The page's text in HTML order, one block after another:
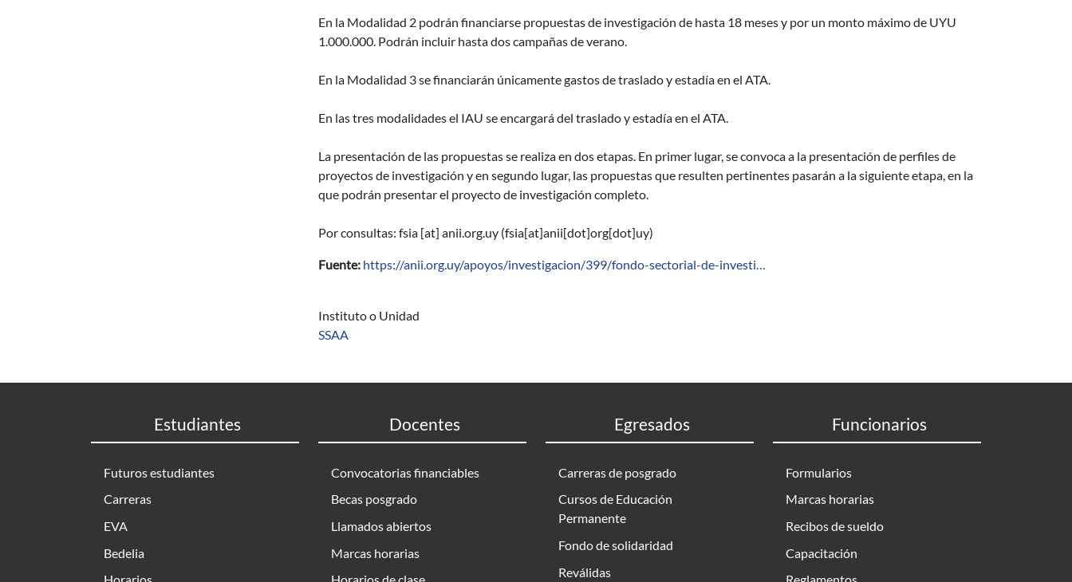
En la Modalidad 2 podrán financiarse propuestas de investigación de hasta 18 meses y por un monto máximo de UYU
1.000.000. Podrán incluir hasta dos campañas de verano.
En la Modalidad 3 se financiarán únicamente gastos de traslado y estadía en el ATA.
En las tres modalidades el IAU se encargará del traslado y estadía en el ATA.
La presentación de las propuestas se realiza en dos etapas. En primer lugar, se convoca a la presentación de perfiles de
proyectos de investigación y en segundo lugar, las propuestas que resulten pertinentes pasarán a la siguiente etapa, en la
que podrán presentar el proyecto de investigación completo.
Por consultas: fsia [at] anii.org.uy (fsia[at]anii[dot]org[dot]uy)
Fuente: https://anii.org.uy/apoyos/investigacion/399/fondo-sectorial-de-investi…
Instituto o Unidad
SSAA
Estudiantes
Futuros estudiantes
Carreras
EVA
Bedelia
Docentes
Convocatorias financiables
Becas posgrado
Llamados abiertos
Marcas horarias
Egresados
Carreras de posgrado
Cursos de Educación
Permanente
Fondo de solidaridad
Reválidas
Funcionarios
Formularios
Marcas horarias
Recibos de sueldo
Capacitación